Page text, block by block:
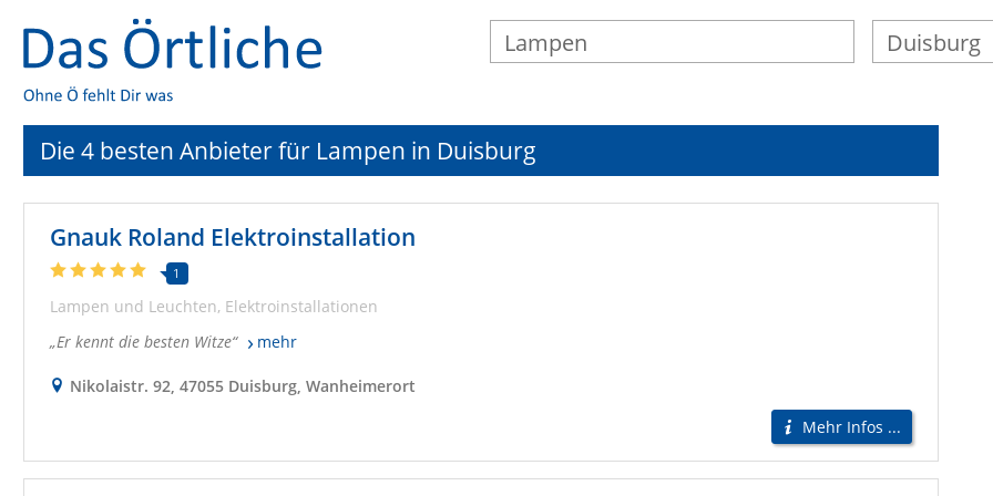
Die 4 besten Anbieter für Lampen in Duisburg
Gnauk Roland Elektroinstallation
1
Lampen und Leuchten Elektroinstallationen
Er kennt die besten Witze
mehr
Nikolaistr. 92, 47055 Duisburg, Wanheimerort
Mehr Infos ...